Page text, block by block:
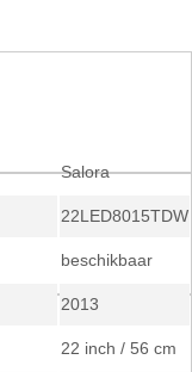
Salora
22LED8015TDW
beschikbaar
2013
22 inch / 56 cm